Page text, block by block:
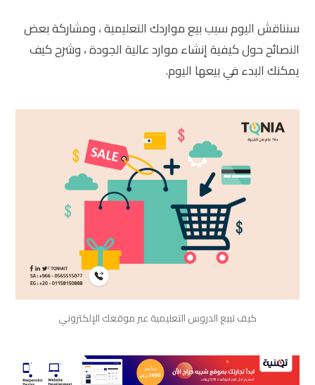
سنناقش اليوم سبب بيع مواردك التعليمية ، ومشاركة بعض
النصائح حول كيفية إنشاء موارد عالية الجودة ، وشرح كيف
يمكنك البدء في بيعها اليوم.
كيف تبيع الدروس التعليمية عبر موقعك الإلكتروني